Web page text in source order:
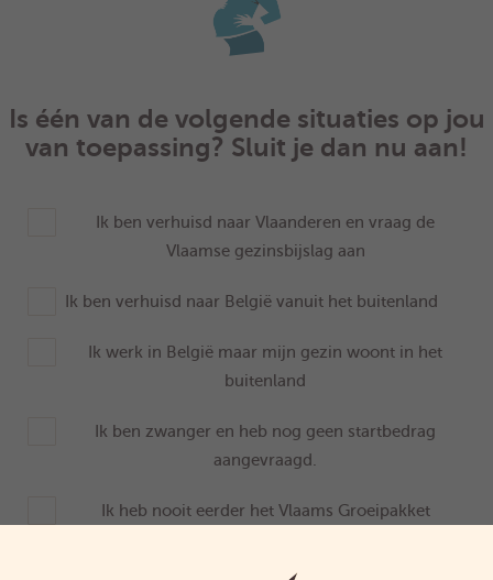
Is één van de volgende situaties op jou
van toepassing? Sluit je dan nu aan!
Ik ben verhuisd naar Vlaanderen en vraag de
Vlaamse gezinsbijslag aan
Ik ben verhuisd naar België vanuit het buitenland
Ik werk in België maar mijn gezin woont in het
buitenland
Ik ben zwanger en heb nog geen startbedrag
aangevraagd.
Ik heb nooit eerder het Vlaams Groeipakket